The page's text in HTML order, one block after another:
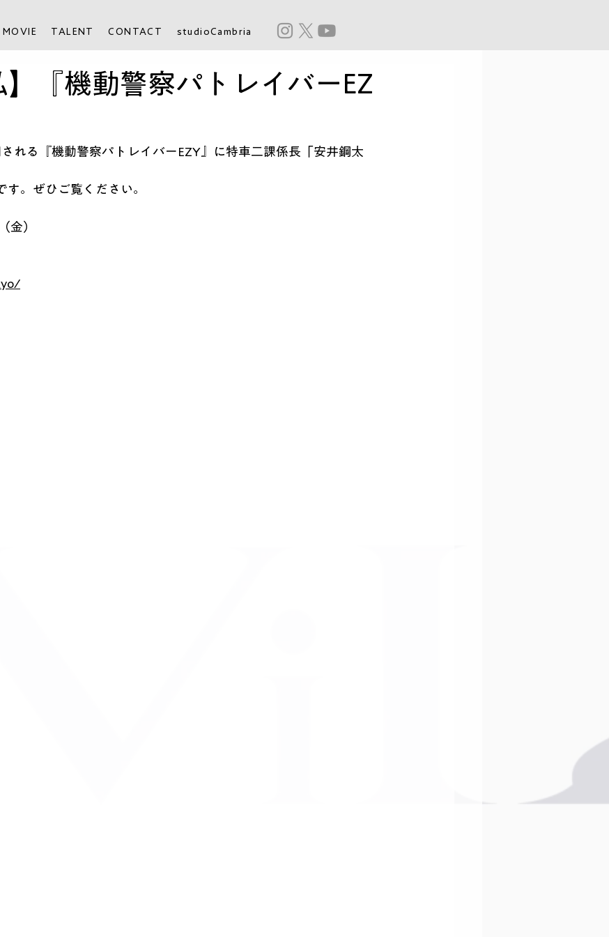
MOVIE TALENT CONTACT studioCambria
】『機動警察パトレイバーEZ
れる『機動警察パトレイバーEZY』に特車二課係長「安井鋼太
す。ぜひご覧ください。
金）